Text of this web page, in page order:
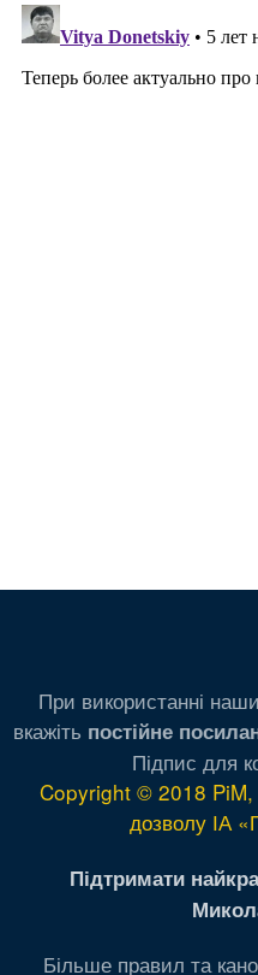
При використанні
вкажіть постійне
Підпис для
Copyright © 2018 PiM,
дозволу ІА
Підтримати
Більше правил та